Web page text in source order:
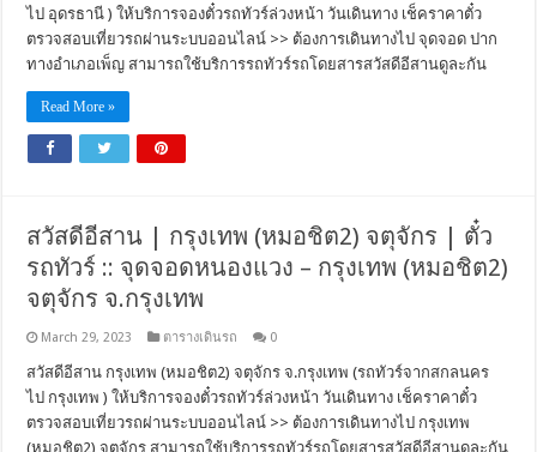
ไป อุดรธานี ) ให้บริการจองตั๋วรถทัวร์ล่วงหน้า วันเดินทาง เช็คราคาตั๋ว
ตรวจสอบเที่ยวรถผ่านระบบออนไลน์ >> ต้องการเดินทางไป จุดจอด ปาก
ทางอำเภอเพ็ญ สามารถใช้บริการรถทัวร์รถโดยสารสวัสดีอีสานดูละกัน
Read More »
สวัสดีอีสาน | กรุงเทพ (หมอชิต2) จตุจักร | ตั๋ว
รถทัวร์ :: จุดจอดหนองแวง – กรุงเทพ (หมอชิต2)
จตุจักร จ.กรุงเทพ
March 29, 2023 ตารางเดินรถ 0
สวัสดีอีสาน กรุงเทพ (หมอชิต2) จตุจักร จ.กรุงเทพ (รถทัวร์จากสกลนคร
ไป กรุงเทพ ) ให้บริการจองตั๋วรถทัวร์ล่วงหน้า วันเดินทาง เช็คราคาตั๋ว
ตรวจสอบเที่ยวรถผ่านระบบออนไลน์ >> ต้องการเดินทางไป กรุงเทพ
(หมอชิต2) จตุจักร สามารถใช้บริการรถทัวร์รถโดยสารสวัสดีอีสานดูละกัน